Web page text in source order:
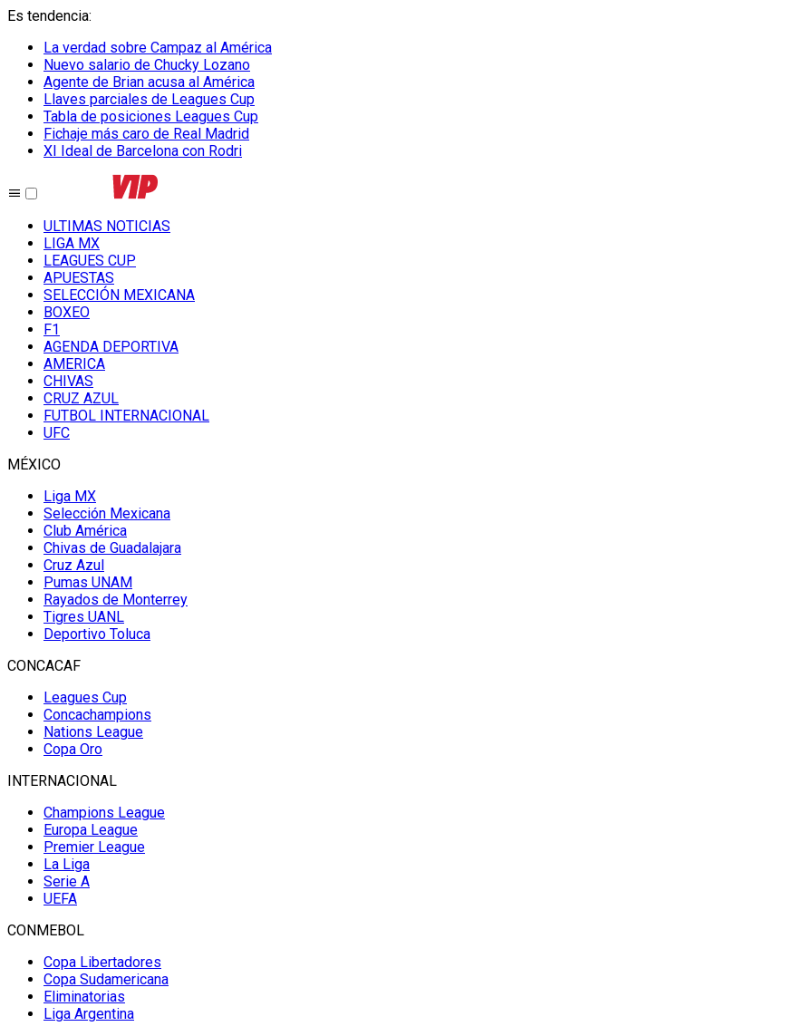
Es tendencia:
La verdad sobre Campaz al América
Nuevo salario de Chucky Lozano
Agente de Brian acusa al América
Llaves parciales de Leagues Cup
Tabla de posiciones Leagues Cup
Fichaje más caro de Real Madrid
XI Ideal de Barcelona con Rodri
ULTIMAS NOTICIAS
LIGA MX
LEAGUES CUP
APUESTAS
SELECCIÓN MEXICANA
BOXEO
F1
AGENDA DEPORTIVA
AMERICA
CHIVAS
CRUZ AZUL
FUTBOL INTERNACIONAL
UFC
MÉXICO
Liga MX
Selección Mexicana
Club América
Chivas de Guadalajara
Cruz Azul
Pumas UNAM
Rayados de Monterrey
Tigres UANL
Deportivo Toluca
CONCACAF
Leagues Cup
Concachampions
Nations League
Copa Oro
INTERNACIONAL
Champions League
Europa League
Premier League
La Liga
Serie A
UEFA
CONMEBOL
Copa Libertadores
Copa Sudamericana
Eliminatorias
Liga Argentina